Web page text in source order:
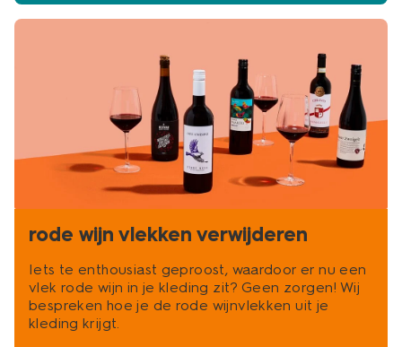
rode wijn vlekken verwijderen
Iets te enthousiast geproost, waardoor er nu een
vlek rode wijn in je kleding zit? Geen zorgen! Wij
bespreken hoe je de rode wijnvlekken uit je
kleding krijgt.